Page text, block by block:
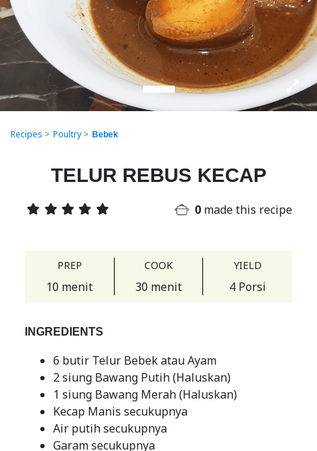
Recipes > Poultry > Bebek
TELUR REBUS KECAP
0 made this recipe
PREP
10 menit
COOK
30 menit
YIELD
4 Porsi
INGREDIENTS
6 butir Telur Bebek atau Ayam
2 siung Bawang Putih (Haluskan)
1 siung Bawang Merah (Haluskan)
Kecap Manis secukupnya
Air putih secukupnya
Garam secukupnya